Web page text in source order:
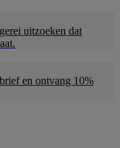
uitzoeken dat
en ontvang 10%